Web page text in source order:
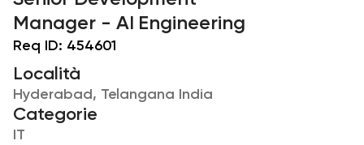
Manager - AI Engineering
Req ID: 454601
Località
Hyderabad, Telangana India
Categorie
IT